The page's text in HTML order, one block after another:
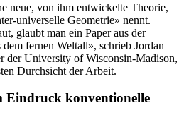
neue, von ihm entwickelte Theorie,
universelle Geometrie» nennt.
glaubt man ein Paper aus der
fernen Weltall», schrieb Jordan
der University of Wisconsin-Madison,
Durchsicht der Arbeit.
Eindruck konventionelle